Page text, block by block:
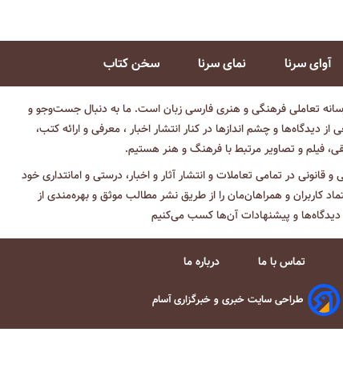
آوای سرنا نمای سرنا سخن کتاب
تعاملی فرهنگی و هنری فارسی زبان است. ما به دنبال جست‌و‌جو و
و چشم انداز‌ها در کنار انتشار اخبار ، معرفی و ارائه کتب،
فیلم و تصاویر مرتبط با فرهنگ و هنر هستیم.
و قانونی در تمامی تعاملات و انتشار آثار و اخبار، درستی و امانتداری خود
کاربران و همراهان‌مان را از طریق نشر مطالب موثق و بهره‌مندی از
دیدگاه‌ها و پیشنهادات آن‌ها کسب می‌کنیم
تماس با ما درباره ما
طراحی سایت خبری و خبرگزاری آسام